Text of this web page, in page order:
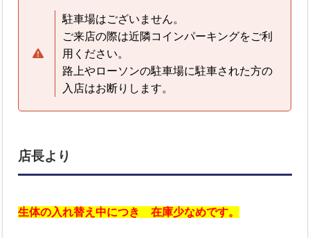
駐車場はございません。
ご来店の際は近隣コインパーキングをご利
用ください。
路上やローソンの駐車場に駐車された方の
入店はお断りします。
店長より
生体の入れ替え中につき 在庫少なめです。